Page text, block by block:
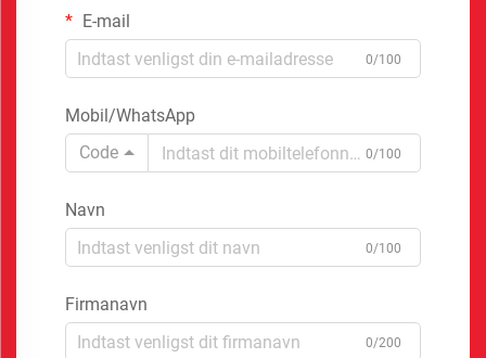
E-mail
0/100
Mobil/WhatsApp
Code
0/100
Navn
0/100
Firmanavn
0/200